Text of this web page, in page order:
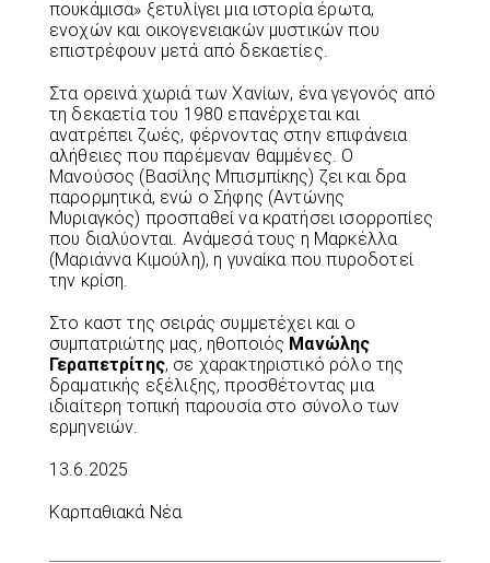
πουκάμισα» ξετυλίγει μια ιστορία έρωτα,
ενοχών και οικογενειακών μυστικών που
επιστρέφουν μετά από δεκαετίες.
Στα ορεινά χωριά των Χανίων, ένα γεγονός από
τη δεκαετία του 1980 επανέρχεται και
ανατρέπει ζωές, φέρνοντας στην επιφάνεια
αλήθειες που παρέμεναν θαμμένες. Ο
Μανούσος (Βασίλης Μπισμπίκης) ζει και δρα
παρορμητικά, ενώ ο Σήφης (Αντώνης
Μυριαγκός) προσπαθεί να κρατήσει ισορροπίες
που διαλύονται. Ανάμεσά τους η Μαρκέλλα
(Μαριάννα Κιμούλη), η γυναίκα που πυροδοτεί
την κρίση.
Στο καστ της σειράς συμμετέχει και ο
συμπατριώτης μας, ηθοποιός Μανώλης
Γεραπετρίτης, σε χαρακτηριστικό ρόλο της
δραματικής εξέλιξης, προσθέτοντας μια
ιδιαίτερη τοπική παρουσία στο σύνολο των
ερμηνειών.
13.6.2025
Καρπαθιακά Νέα